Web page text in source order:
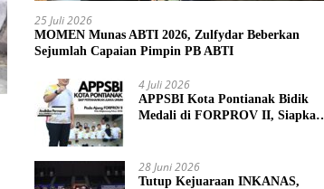
25 Juli 2026
MOMEN Munas ABTI 2026, Zulfydar Beberkan
Sejumlah Capaian Pimpin PB ABTI
4 Juli 2026
APPSBI Kota Pontianak Bidik
Medali di FORPROV II, Siapkan
28 Juni 2026
Tutup Kejuaraan INKANAS,